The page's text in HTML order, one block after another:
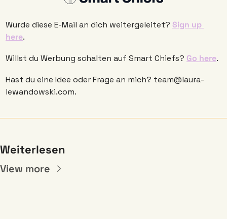
Wurde diese E-Mail an dich weitergeleitet? Sign up
here.
Willst du Werbung schalten auf Smart Chiefs? Go here.
Hast du eine Idee oder Frage an mich? team@laura-
lewandowski.com.
Weiterlesen
View more